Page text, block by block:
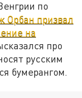
по
Орбан призвал
на
про
русским
бумерангом.